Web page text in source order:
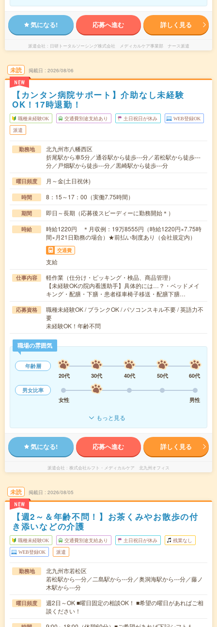
気になる! 応募へ進む 詳しく見る
派遣会社 日研トータルソーシング株式会社 メディカルケア事業部 ナース派遣
未読
NEW
掲載日 2026/08/06
【カンタン病院サポート】介助なし未経験
OK！17時退勤！
職種未経験OK 交通費別途支給あり 土日祝日が休み WEB登録OK
派遣
勤務地
北九州市八幡西区
折尾駅から車5分／通谷駅から徒歩---分／若松駅から徒歩---
分／戸畑駅から徒歩---分／黒崎駅から徒歩---分
曜日頻度 月～金(土日祝休)
時間 8：15～17：00（実働7.75時間）
期間 即日～長期（応募後スピーディーに勤務開始＊）
時給
時給1220円 ＊月収例：19万8555円（時給1220円×7.75時
間×月21日勤務の場合）★前払い制度あり（会社規定内）
交通費
支給
仕事内容
軽作業（仕分け・ピッキング・検品、商品管理）
【未経験OKの院内看護助手】具体的には…？・ベッドメイ
キング・配膳・下膳・患者様車椅子移送・配膳下膳…
応募資格
職種未経験OK / ブランクOK / パソコンスキル不要 / 英語力不
要
未経験OK！年齢不問
職場の雰囲気
年齢層
20代
30代 40代 50代
60代
男女比率
女性
男性
もっと見る
気になる! 応募へ進む 詳しく見る
派遣会社 株式会社ルフト・メディカルケア 北九州オフィス
未読
NEW
掲載日 2026/08/05
【週2～＆年齢不問！】お茶くみやお散歩の付
き添いなどの介護
職種未経験OK 交通費別途支給あり 土日祝日が休み 残業なし
WEB登録OK 派遣
勤務地
北九州市若松区
若松駅から---分／二島駅から---分／奥洞海駅から---分／藤ノ
木駅から---分
曜日頻度
週2日～OK ■曜日固定の相談OK！ ■希望の曜日があればご相
談ください！